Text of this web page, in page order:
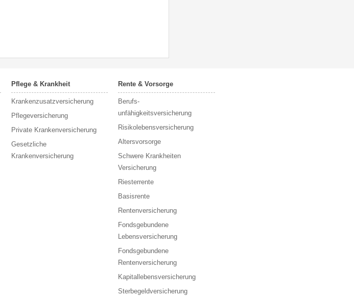
Pflege & Krankheit
Krankenzusatzversicherung
Pflegeversicherung
Private Krankenversicherung
Gesetzliche
Krankenversicherung
Rente & Vorsorge
Berufs­
unfähigkeitsversicherung
Risikolebensversicherung
Altersvorsorge
Schwere Krankheiten
Versicherung
Riesterrente
Basisrente
Rentenversicherung
Fondsgebundene
Lebensversicherung
Fondsgebundene
Rentenversicherung
Kapitallebensversicherung
Sterbegeldversicherung